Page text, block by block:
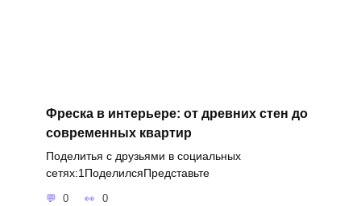
Фреска в интерьере: от древних стен до
современных квартир
Поделитья с друзьями в социальных
сетях:1ПоделилсяПредставьте
0 0